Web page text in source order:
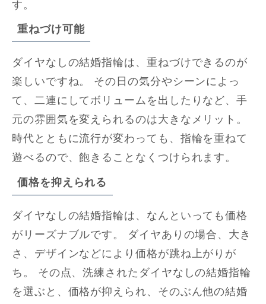
す。
重ねづけ可能
ダイヤなしの結婚指輪は、重ねづけできるのが
楽しいですね。 その日の気分やシーンによっ
て、二連にしてボリュームを出したりなど、手
元の雰囲気を変えられるのは大きなメリット。
時代とともに流行が変わっても、指輪を重ねて
遊べるので、飽きることなくつけられます。
価格を抑えられる
ダイヤなしの結婚指輪は、なんといっても価格
がリーズナブルです。 ダイヤありの場合、大き
さ、デザインなどにより価格が跳ね上がりが
ち。 その点、洗練されたダイヤなしの結婚指輪
を選ぶと、価格が抑えられ、そのぶん他の結婚